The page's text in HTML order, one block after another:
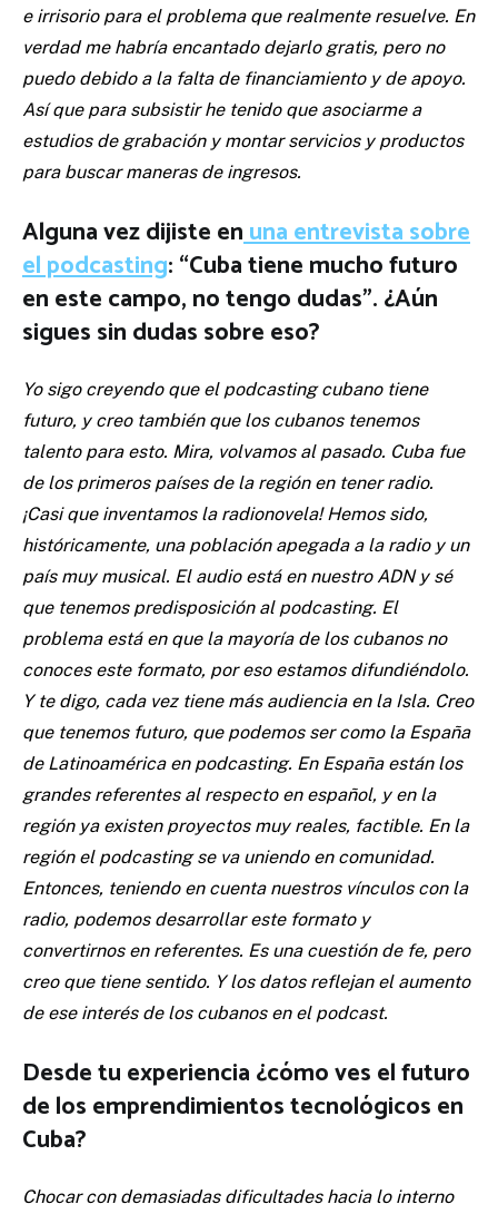
e irrisorio para el problema que realmente resuelve. En
verdad me habría encantado dejarlo gratis, pero no
puedo debido a la falta de financiamiento y de apoyo.
Así que para subsistir he tenido que asociarme a
estudios de grabación y montar servicios y productos
para buscar maneras de ingresos.
Alguna vez dijiste enuna entrevista sobre
el podcasting: “Cuba tiene mucho futuro
en este campo, no tengo dudas”. ¿Aún
sigues sin dudas sobre eso?
Yo sigo creyendo que el podcasting cubano tiene
futuro, y creo también que los cubanos tenemos
talento para esto. Mira, volvamos al pasado. Cuba fue
de los primeros países de la región en tener radio.
¡Casi que inventamos la radionovela! Hemos sido,
históricamente, una población apegada a la radio y un
país muy musical. El audio está en nuestro ADN y sé
que tenemos predisposición al podcasting. El
problema está en que la mayoría de los cubanos no
conoces este formato, por eso estamos difundiéndolo.
Y te digo, cada vez tiene más audiencia en la Isla. Creo
que tenemos futuro, que podemos ser como la España
de Latinoamérica en podcasting. En España están los
grandes referentes al respecto en español, y en la
región ya existen proyectos muy reales, factible. En la
región el podcasting se va uniendo en comunidad.
Entonces, teniendo en cuenta nuestros vínculos con la
radio, podemos desarrollar este formato y
convertirnos en referentes. Es una cuestión de fe, pero
creo que tiene sentido. Y los datos reflejan el aumento
de ese interés de los cubanos en el podcast.
Desde tu experiencia ¿cómo ves el futuro
de los emprendimientos tecnológicos en
Cuba?
Chocar con demasiadas dificultades hacia lo interno